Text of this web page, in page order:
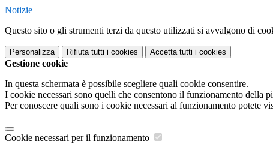
Notizie
Questo sito o gli strumenti terzi da questo utilizzati si avvalgono di
Personalizza Rifiuta tutti i cookies Accetta tutti i cookies
Gestione cookie
In questa schermata è possibile scegliere quali cookie consentire.
I cookie necessari sono quelli che consentono il funzionamento della
Per conoscere quali sono i cookie necessari al funzionamento potete
Cookie necessari per il funzionamento